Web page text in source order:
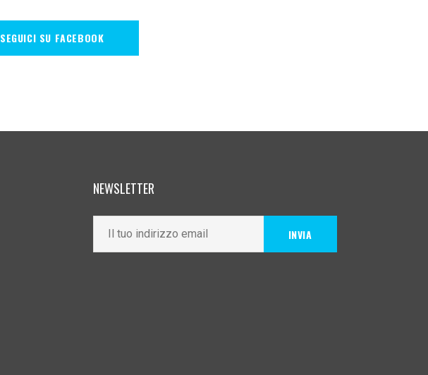
SEGUICI SU FACEBOOK
NEWSLETTER